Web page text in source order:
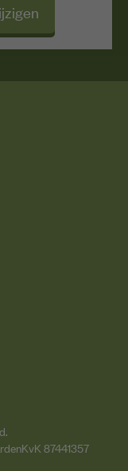
KvK 87441357